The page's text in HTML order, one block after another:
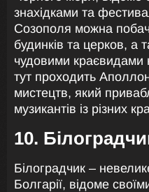
знахідками та
Созополя можна
будинків та церков, а
чудовими краєвидами
тут проходить
мистецтв, який
музикантів із різних
10.
Білоградчик –
Болгарії, відоме